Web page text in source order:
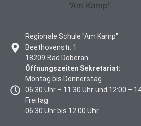
Regionale Schule "Am Kamp"
Beethovenstr. 1
18209 Bad Doberan
Öffnungszeiten Sekretariat:
Montag bis Donnerstag
06:30 Uhr – 11:30 Uhr und 12:00 –
Freitag
06:30 Uhr bis 12.00 Uhr